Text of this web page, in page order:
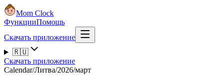
Mom Clock
ФункцииПомощь
Скачать приложение
🇷🇺
Скачать приложение
Calendar/Литва/2026/март